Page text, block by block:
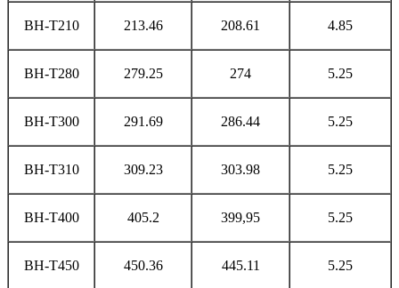
BH-T210 213.46 208.61 4.85
BH-T280 279.25 274 5.25
BH-T300 291.69 286.44 5.25
BH-T310 309.23 303.98 5.25
BH-T400 405.2 399,95 5.25
BH-T450 450.36 445.11 5.25